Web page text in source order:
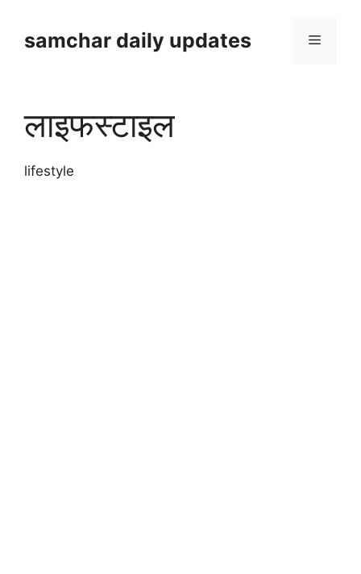
contentsamchar daily updates Menu
लाइफस्टाइल
lifestyle